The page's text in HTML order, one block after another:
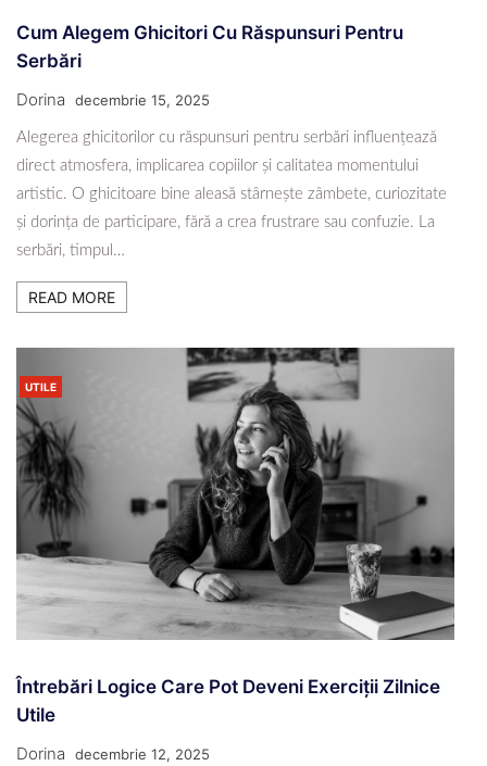
Cum Alegem Ghicitori Cu Răspunsuri Pentru
Serbări
Dorina decembrie 15, 2025
Alegerea ghicitorilor cu răspunsuri pentru serbări influențează
direct atmosfera, implicarea copiilor și calitatea momentului
artistic. O ghicitoare bine aleasă stârnește zâmbete, curiozitate
și dorința de participare, fără a crea frustrare sau confuzie. La
serbări, timpul…
READ MORE
UTILE
Întrebări Logice Care Pot Deveni Exerciții Zilnice
Utile
Dorina decembrie 12, 2025